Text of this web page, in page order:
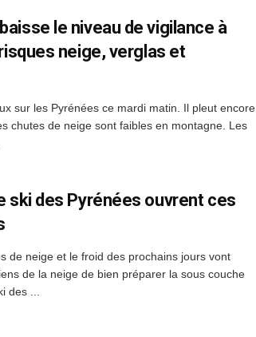
le niveau de vigilance à
neige, verglas et
sur les Pyrénées ce mardi matin. Il pleut encore
chutes de neige sont faibles en montagne. Les
ski des Pyrénées ouvrent ces
de neige et le froid des prochains jours vont
de la neige de bien préparer la sous couche
des ...